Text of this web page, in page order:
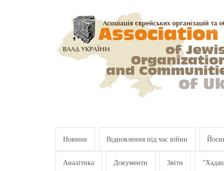
Новини Відновлення під час війни
Аналітика Документи Звіти